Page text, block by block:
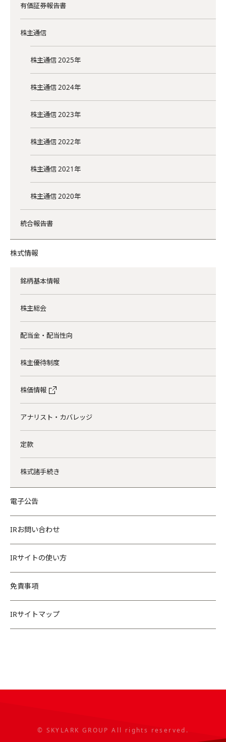
有価証券報告書
株主通信
株主通信 2025年
株主通信 2024年
株主通信 2023年
株主通信 2022年
株主通信 2021年
株主通信 2020年
統合報告書
株式情報
銘柄基本情報
株主総会
配当金・配当性向
株主優待制度
株価情報
アナリスト・カバレッジ
定款
株式諸手続き
電子公告
IRお問い合わせ
IRサイトの使い方
免責事項
IRサイトマップ
© SKYLARK GROUP All rights reserved.